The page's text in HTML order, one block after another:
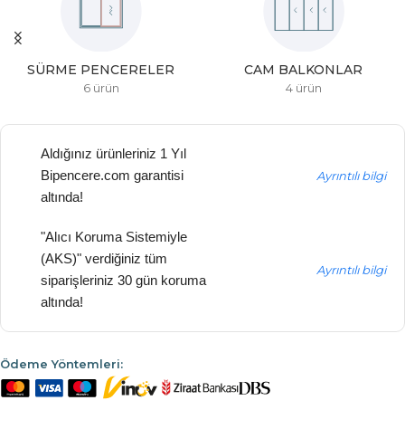
SÜRME PENCERELER
6 ürün
CAM BALKONLAR
4 ürün
Aldığınız ürünleriniz 1 Yıl
Bipencere.com garantisi
altında!
Ayrıntılı bilgi
"Alıcı Koruma Sistemiyle
(AKS)" verdiğiniz tüm
siparişleriniz 30 gün koruma
altında!
Ayrıntılı bilgi
Ödeme Yöntemleri: